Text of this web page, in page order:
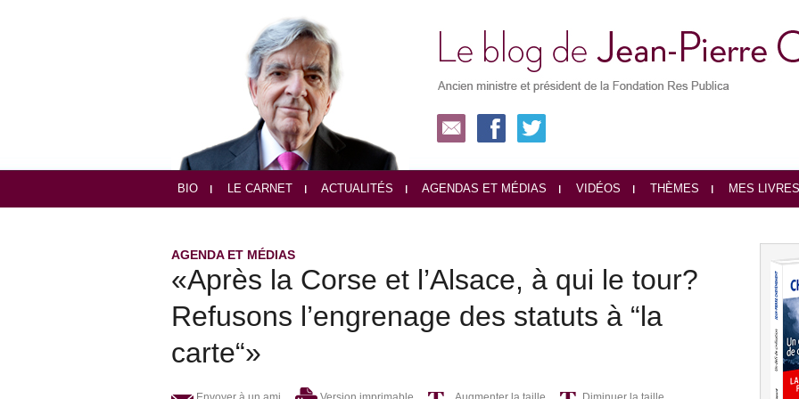
BIO LE CARNET ACTUALITÉS AGENDAS ET MÉDIAS VIDÉOS THÈMES MES LIVRES
AGENDA ET MÉDIAS
«Après la Corse et l’Alsace, à qui le tour?
Refusons l’engrenage des statuts à “la
carte“»